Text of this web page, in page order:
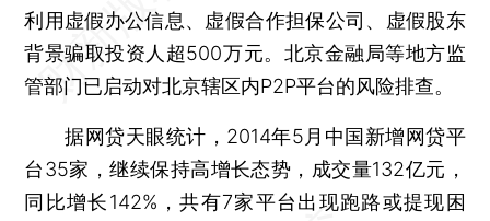
利用虚假办公信息、虚假合作担保公司、虚假股东
背景骗取投资人超500万元。北京金融局等地方监
管部门已启动对北京辖区内P2P平台的风险排查。
据网贷天眼统计，2014年5月中国新增网贷平
台35家，继续保持高增长态势，成交量132亿元，
同比增长142%，共有7家平台出现跑路或提现困